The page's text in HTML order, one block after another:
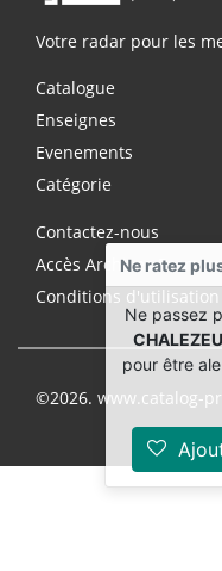
Ne ratez
Ne passez
pour être
Votre radar pour les
Catalogue
Enseignes
Evenements
Catégorie
Contactez-nous
Accès Archives
Conditions d'utilisation
©2026. www.catalog-